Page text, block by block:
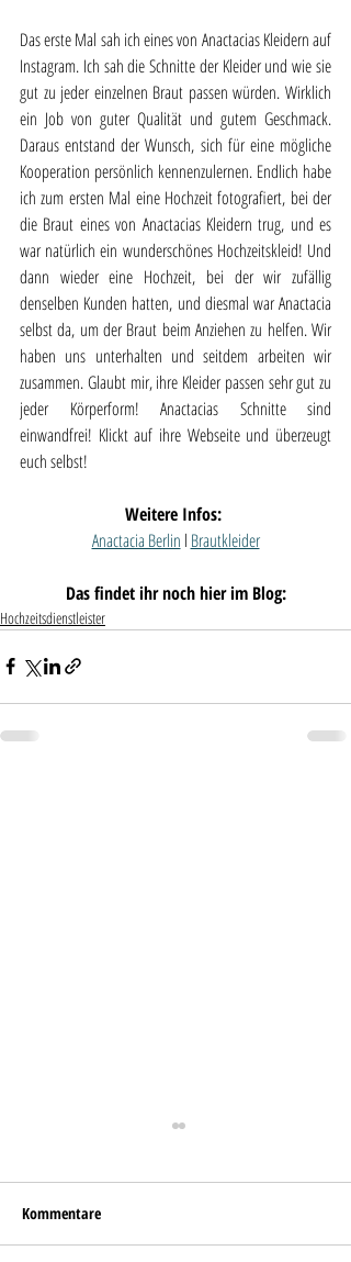
Das erste Mal sah ich eines von Anactacias Kleidern auf
Instagram. Ich sah die Schnitte der Kleider und wie sie
gut zu jeder einzelnen Braut passen würden. Wirklich
ein Job von guter Qualität und gutem Geschmack.
Daraus entstand der Wunsch, sich für eine mögliche
Kooperation persönlich kennenzulernen. Endlich habe
ich zum ersten Mal eine Hochzeit fotografiert, bei der
die Braut eines von Anactacias Kleidern trug, und es
war natürlich ein wunderschönes Hochzeitskleid! Und
dann wieder eine Hochzeit, bei der wir zufällig
denselben Kunden hatten, und diesmal war Anactacia
selbst da, um der Braut beim Anziehen zu helfen. Wir
haben uns unterhalten und seitdem arbeiten wir
zusammen. Glaubt mir, ihre Kleider passen sehr gut zu
jeder Körperform! Anactacias Schnitte sind
einwandfrei! Klickt auf ihre Webseite und überzeugt
euch selbst!
Weitere Infos:
Anactacia Berlin l Brautkleider
Das findet ihr noch hier im Blog:
Hochzeitsdienstleister
Kommentare